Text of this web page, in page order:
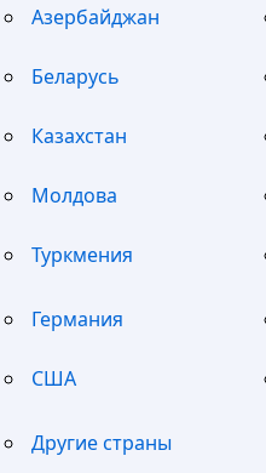
Азербайджан
Беларусь
Казахстан
Молдова
Туркмения
Германия
США
Другие страны